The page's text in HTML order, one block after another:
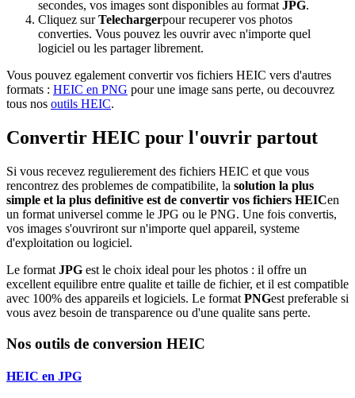
secondes, vos images sont disponibles au format JPG.
Cliquez surTelechargerpour recuperer vos photos
converties. Vous pouvez les ouvrir avec n'importe quel
logiciel ou les partager librement.
Vous pouvez egalement convertir vos fichiers HEIC vers d'autres
formats : HEIC en PNG pour une image sans perte, ou decouvrez
tous nos outils HEIC.
Convertir HEIC pour l'ouvrir partout
Si vous recevez regulierement des fichiers HEIC et que vous
rencontrez des problemes de compatibilite, la solution la plus
simple et la plus definitive est de convertir vos fichiers HEICen
un format universel comme le JPG ou le PNG. Une fois convertis,
vos images s'ouvriront sur n'importe quel appareil, systeme
d'exploitation ou logiciel.
Le format JPG est le choix ideal pour les photos : il offre un
excellent equilibre entre qualite et taille de fichier, et il est compatible
avec 100% des appareils et logiciels. Le format PNGest preferable si
vous avez besoin de transparence ou d'une qualite sans perte.
Nos outils de conversion HEIC
HEIC en JPG